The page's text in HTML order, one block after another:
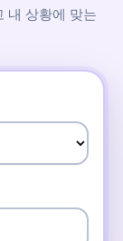
내 상황에 맞는